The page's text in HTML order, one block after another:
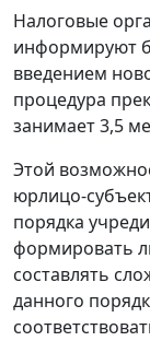
Налоговые
информируют
введением
процедура
занимает 3,5
Этой
юрлицо-
порядка
формировать
составлять
данного